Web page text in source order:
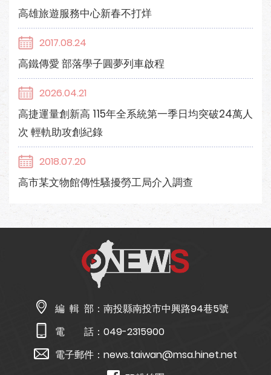
高雄旅遊服務中心新春不打烊
2017.08.24
高鐵傳愛 部落學子圓夢列車啟程
2026.04.21
高捷運量創新高 115年全系統第一季日均突破24萬人
次 輕軌助攻創紀錄
2018.07.20
高市某文物館傳性騷擾勞工局介入調查
編 輯 部： 南投縣南投市中興路94巷5號
電 話： 049-2315900
電子郵件： news.taiwan@msa.hinet.net